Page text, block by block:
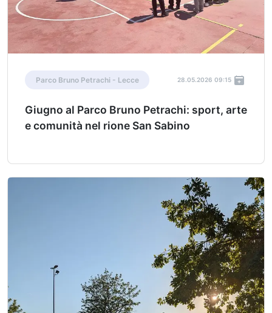
Parco Bruno Petrachi - Lecce 28.05.2026 09:15
Giugno al Parco Bruno Petrachi: sport, arte
e comunità nel rione San Sabino